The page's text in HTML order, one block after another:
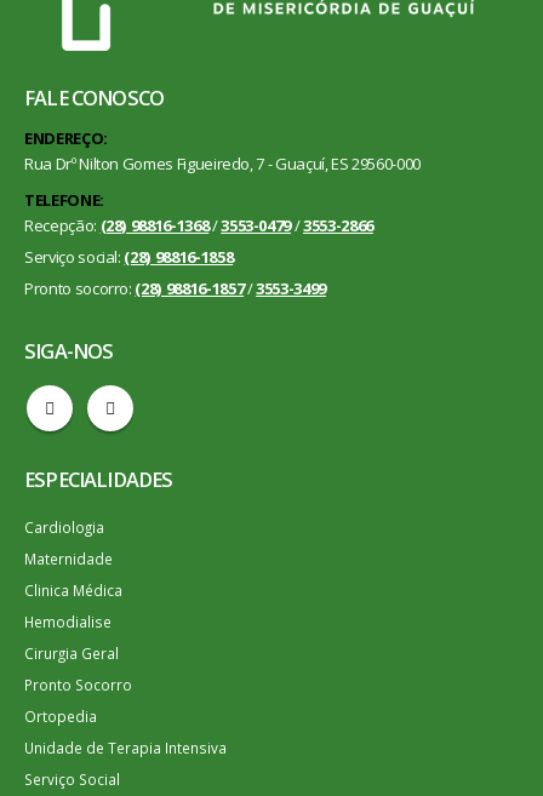
FALE CONOSCO
ENDEREÇO:
Rua Drº Nilton Gomes Figueiredo, 7 - Guaçuí, ES 29560-000
TELEFONE:
Recepção: (28) 98816-1368/3553-0479/3553-2866
Serviço social: (28) 98816-1858
Pronto socorro: (28) 98816-1857/3553-3499
SIGA-NOS
ESPECIALIDADES
Cardiologia
Maternidade
Clinica Médica
Hemodialise
Cirurgia Geral
Pronto Socorro
Ortopedia
Unidade de Terapia Intensiva
Serviço Social